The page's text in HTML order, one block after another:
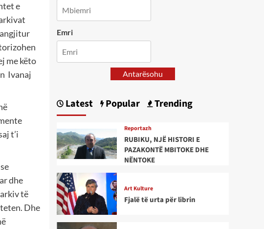
e
me këto
Ivanaj
t’i
dhe
të
Dhe
Emri
Antarësohu
Latest Popular Trending
Reportazh
RUBIKU, NJË HISTORI E
PAZAKONTË MBITOKE DHE
NËNTOKE
Art Kulture
Fjalë të urta për librin